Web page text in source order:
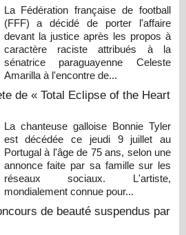
La Fédération française de football
(FFF) a décidé de porter l'affaire
devant la justice après les propos à
caractère raciste attribués à la
sénatrice paraguayenne Celeste
Amarilla à l'encontre de...
de « Total Eclipse of the Heart
La chanteuse galloise Bonnie Tyler
est décédée ce jeudi 9 juillet au
Portugal à l'âge de 75 ans, selon une
annonce faite par sa famille sur les
réseaux sociaux. L'artiste,
mondialement connue pour...
de beauté suspendus par